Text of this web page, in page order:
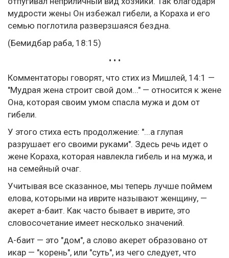
мудрости жены Он избежал гибели, а Кораха и его
семью поглотила разверзшаяся бездна.
(Бемидбар раба, 18:15)
• • •
Комментаторы говорят, что стих из Мишлей, 14:1 —
"Мудрая жена строит свой дом..." — относится к жене
Она, которая своим умом спасла мужа и дом от
гибели.
У этого стиха есть продолжение: "...а глупая
разрушает его своими руками". Здесь речь идет о
жене Кораха, которая навлекла гибель и на мужа, и
на семейный очаг.
Учитывая все сказанное, мы теперь лучше поймем
елова, которыми на иврите называют женщину, —
акерет а-баит. Как часто бывает в иврите, это
словосочетание имеет несколько значений.
А-баит — это "дом", а слово акерет образовано от
икар — "корень", или "суть", из чего следует, что